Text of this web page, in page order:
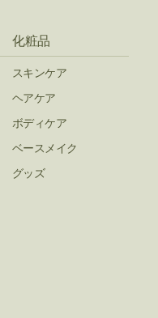
化粧品
スキンケア
ヘアケア
ボディケア
ベースメイク
グッズ